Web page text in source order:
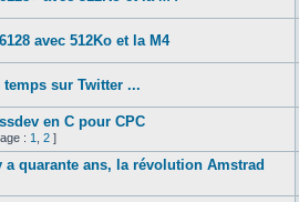
avec 512Ko et la M4
temps sur Twitter ...
en C pour CPC
: 1 2 ]
a quarante ans, la révolution Amstrad